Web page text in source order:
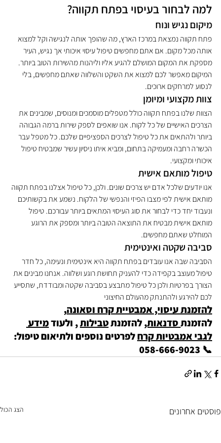
למה לבחור בעיסוי בפתח תקווה?
מיקום נגיש ונוח
פתח תקווה נמצאת במרכז הארץ, מה שהופך אותה לנגישה וקל למצוא
אותה מכל מקום. אם אתם מחפשים טיפול עיסוי איכותי אך נגיש, העיר
מספקת את המקום המושלם להגיע אליו וליהנות מהשירות הטוב ביותר.
המיקום מאפשר לכם למצוא את השקט והשלווה שאתם מחפשים, בלי
לנסוע למרחקים ארוכים.
צוות מקצועי ומיומן
הצוות שלנו בפתח תקווה כולל מטפלים מוסמכים ומנוסים, שמבינים את
הצרכים האישיים של כל לקוח. אנו שואפים לספק שירות ברמה הגבוהה
ביותר ולהתאים את כל טיפול לצרכים הספציפיים שלכם. כל מטפל עבר
הכשרה רחבה ומעמיקה בתחום, ומביא איתו ניסיון עשיר שמבטיח טיפול
איכותי ומקצועי.
טיפול מותאם אישית
אנו יודעים שלכל אדם יש צרכים שונים. ולכן, כל טיפול אצלנו בפתח תקווה
מותאם אישית לפי מצבו הפיזי והנפשי של הלקוח. נשמע את בקשותיכם
ונעבוד יחד כדי לבחור את סוג העיסוי המתאים ביותר עבורכם. טיפול
מותאם אישית מבטיח את התוצאה הטובה ביותר ומספק את הרוגע
המוחלט שאתם מחפשים.
סביבה שקטה ואינטימית
הסביבה שבה אנו עובדים בפתח תקווה היא אינטימית ונעימה, כל חדר
טיפול מעוצב בקפידה כדי להעניק תחושת רוגע ושלווה. אנחנו מבינים את
הצורך בפרטיות ולכן כל טיפול מתבצע בסביבה שקטה ומבודדת, שתסייע
לכם להירגע ולהתנתק מהעולם החיצוני
להזמנת עיסוי, אמבטיית קרח וסאונה,
להזמנת סדנאות, להזמנת טבילות , ולעוד מידע
לגבי אמבטיות קרח לפרטים נוספים ולתיאום טיפול:
📞 058-666-9023
פוסטים אחרונים הצג הכול